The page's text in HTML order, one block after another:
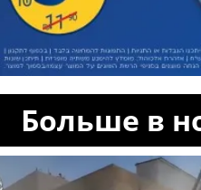
Больше в